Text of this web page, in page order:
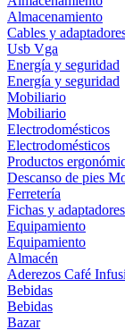
Almacenamiento
Cables y
Usb Vga
Energía y seguridad
Energía y seguridad
Mobiliario
Mobiliario
Electrodomésticos
Electrodomésticos
Productos
Descanso de pies
Ferretería
Fichas y adaptadores
Equipamiento
Equipamiento
Almacén
Aderezos Café
Bebidas
Bebidas
Bazar